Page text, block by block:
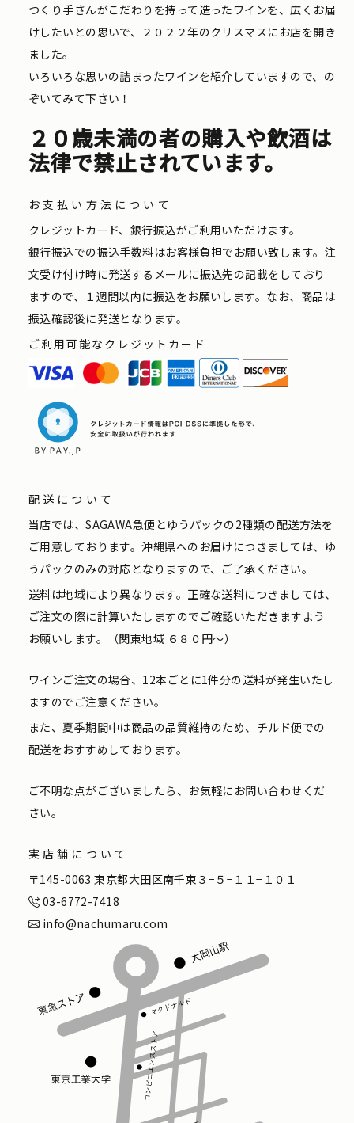
つくり手さんがこだわりを持って造ったワインを、広くお届
けしたいとの思いで、２０２２年のクリスマスにお店を開き
ました。
いろいろな思いの詰まったワインを紹介していますので、の
ぞいてみて下さい！
２０歳未満の者の購入や飲酒は
法律で禁止されています。
お支払い方法について
クレジットカード、銀行振込がご利用いただけます。
銀行振込での振込手数料はお客様負担でお願い致します。注
文受け付け時に発送するメールに振込先の記載をしており
ますので、１週間以内に振込をお願いします。なお、商品は
振込確認後に発送となります。
ご利用可能なクレジットカード
配送について
当店では、SAGAWA急便とゆうパックの2種類の配送方法を
ご用意しております。沖縄県へのお届けにつきましては、ゆ
うパックのみの対応となりますので、ご了承ください。
送料は地域により異なります。正確な送料につきましては、
ご注文の際に計算いたしますのでご確認いただきますよう
お願いします。（関東地域 ６８０円〜）
ワインご注文の場合、12本ごとに1件分の送料が発生いたし
ますのでご注意ください。
また、夏季期間中は商品の品質維持のため、チルド便での
配送をおすすめしております。
ご不明な点がございましたら、お気軽にお問い合わせくだ
さい。
実店舗について
〒145-0063 東京都大田区南千束３−５−１１−１０１
03-6772-7418
info@nachumaru.com